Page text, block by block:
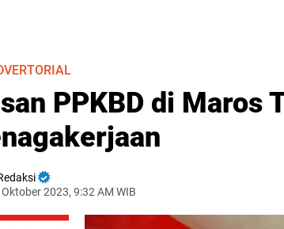
PPKBD di Maros
2023, 9:32 AM WIB